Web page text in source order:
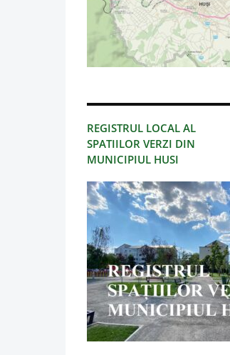
REGISTRUL LOCAL AL
SPATIILOR VERZI DIN
MUNICIPIUL HUSI